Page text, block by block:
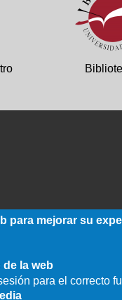
para mejorar su
la web
para el correcto